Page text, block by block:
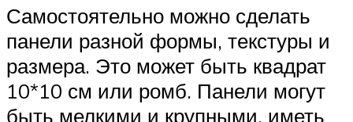
Самостоятельно можно сделать
панели разной формы, текстуры и
размера. Это может быть квадрат
10*10 см или ромб. Панели могут
быть мелкими и крупными, иметь